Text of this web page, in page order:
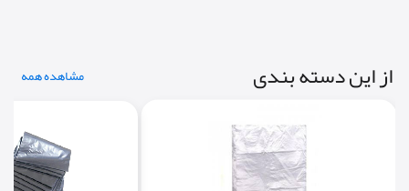
از این دسته بندی مشاهده همه